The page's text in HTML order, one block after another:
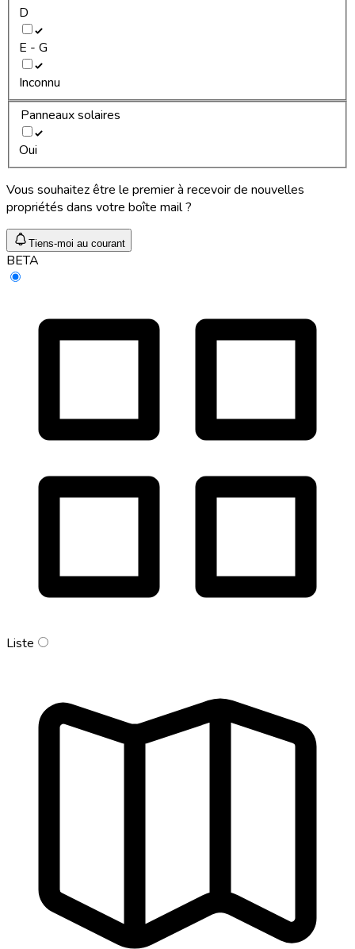
D
E - G
Inconnu
Panneaux solaires
Oui
Vous souhaitez être le premier à recevoir de nouvelles
propriétés dans votre boîte mail ?
Tiens-moi au courant
BETA
Liste